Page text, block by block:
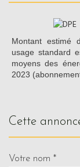
Montant estimé
usage standard
moyens des
2023
cette
Votre nom *